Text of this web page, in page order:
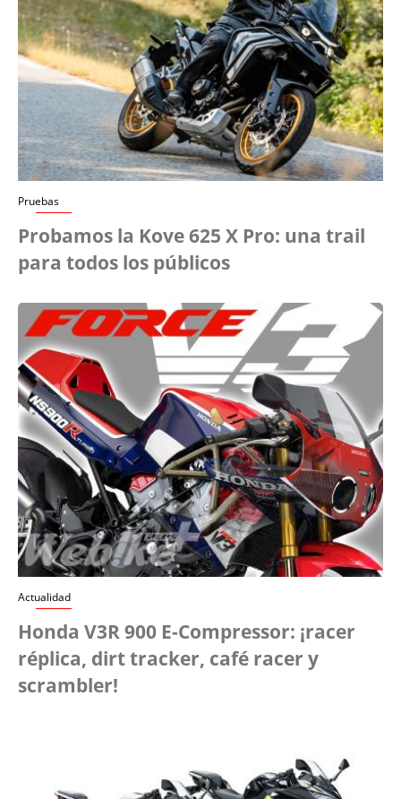
Pruebas
Probamos la Kove 625 X Pro: una trail
para todos los públicos
Actualidad
Honda V3R 900 E-Compressor: ¡racer
réplica, dirt tracker, café racer y
scrambler!